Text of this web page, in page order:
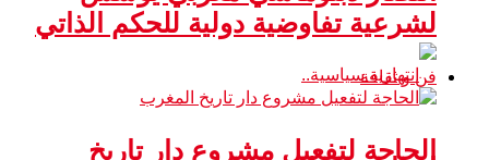
لشرعية تفاوضية دولية للحكم الذاتي
فن و ثقافة
الحاجة لتفعيل مشروع دار تاريخ